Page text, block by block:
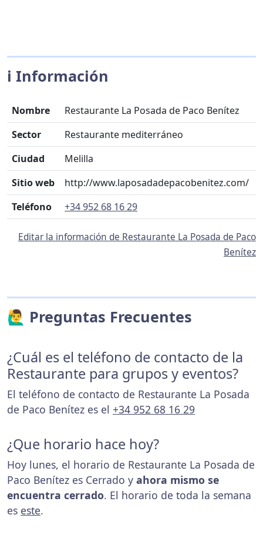
ℹ️ Información
Nombre
Restaurante La Posada de Paco Benítez
Sector
Restaurante mediterráneo
Ciudad
Melilla
Sitio web
http://www.laposadadepacobenitez.com/
Teléfono
+34 952 68 16 29
Editar la información de Restaurante La Posada de Paco
Benítez
🙋‍♂️ Preguntas Frecuentes
¿Cuál es el teléfono de contacto de la
Restaurante para grupos y eventos?
El teléfono de contacto de Restaurante La Posada
de Paco Benítez es el +34 952 68 16 29
¿Que horario hace hoy?
Hoy lunes, el horario de Restaurante La Posada de
Paco Benítez es Cerrado y ahora mismo se
encuentra cerrado. El horario de toda la semana
es este.